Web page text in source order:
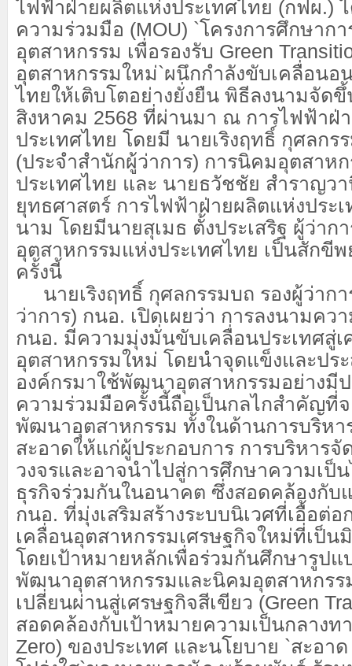
ไฟฟ้าฝ่ายผลิตแห่งประเทศไทย (กฟผ.)
ความร่วมมือ (MOU) `โครงการศึกษาก
อุตสาหกรรม เพื่อรองรับ Green
อุตสาหกรรมใหม่`ผนึกกำลังขับเคลื่อนอ
ไทยให้เติบโตอย่างยั่งยืน พิธีลงนามจัด
สิงหาคม 2568 ที่ผ่านมา ณ การไฟฟ้าฝ่
ประเทศไทย โดยมี นายเริงฤทธิ์ กุศลกร
(ประจำสำนักผู้ว่าการ) การนิคมอุตสาห
ประเทศไทย และ นายธวัชชัย สำราญว
ยุทธศาสตร์ การไฟฟ้าฝ่ายผลิตแห่งประ
นาม โดยมีนายสุเมธ ตั้งประเสริฐ ผู้ว่าก
อุตสาหกรรมแห่งประเทศไทย เป็นสักขี
ครั้งนี้
นายเริงฤทธิ์ กุศลกรรมบถ รองผู้ว่ากา
ว่าการ) กนอ. เปิดเผยว่า การลงนามคว
กนอ. มีความมุ่งมั่นขับเคลื่อนประเทศสู่เ
อุตสาหกรรมใหม่ โดยนำจุดแข็งและปร
องค์กรมาใช้พัฒนาอุตสาหกรรมอย่างมี
ความร่วมมือครั้งนี้ถือเป็นกลไกสำคัญที่
พัฒนาอุตสาหกรรม ทั้งในด้านการบริหา
สะอาดให้แก่ผู้ประกอบการ การบริหารจั
วงจรและอาจนำไปสู่การศึกษาความเป็
ธุรกิจร่วมกันในอนาคต ซึ่งสอดคล้องกับ
กนอ. ที่มุ่งเสริมสร้างระบบนิเวศที่เอื้อต่
เคลื่อนอุตสาหกรรมเศรษฐกิจใหม่ที่เป็น
โดยเป้าหมายหลักเพื่อร่วมกันศึกษารูปแ
พัฒนาอุตสาหกรรมและนิคมอุตสาหกรร
เปลี่ยนผ่านสู่เศรษฐกิจสีเขียว (Green
สอดคล้องกับเป้าหมายความเป็นกลางท
Zero) ของประเทศ และนโยบาย `สะอา